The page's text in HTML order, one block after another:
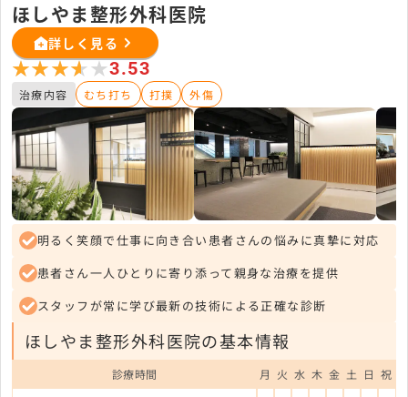
ほしやま整形外科医院
詳しく見る
★★★★★
★★★★★3.53
治療内容 むち打ち 打撲 外傷
明るく笑顔で仕事に向き合い患者さんの悩みに真摯に対応
患者さん一人ひとりに寄り添って親身な治療を提供
スタッフが常に学び最新の技術による正確な診断
ほしやま整形外科医院の基本情報
診療時間 月 火 水 木 金 土 日 祝